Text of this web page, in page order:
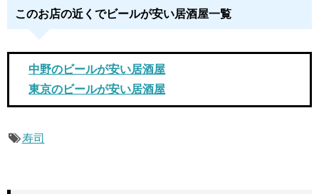
このお店の近くでビールが安い居酒屋一覧
中野のビールが安い居酒屋
東京のビールが安い居酒屋
寿司